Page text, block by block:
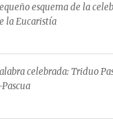
esquema de la
la Eucaristía
celebrada: Triduo